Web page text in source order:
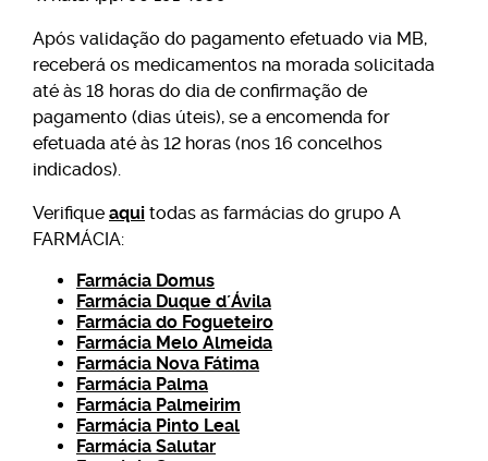
Após validação do pagamento efetuado via MB,
receberá os medicamentos na morada solicitada
até às 18 horas do dia de confirmação de
pagamento (dias úteis), se a encomenda for
efetuada até às 12 horas (nos 16 concelhos
indicados).
Verifique aqui todas as farmácias do grupo A
FARMÁCIA:
Farmácia Domus
Farmácia Duque d´Ávila
Farmácia do Fogueteiro
Farmácia Melo Almeida
Farmácia Nova Fátima
Farmácia Palma
Farmácia Palmeirim
Farmácia Pinto Leal
Farmácia Salutar